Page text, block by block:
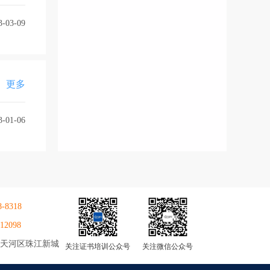
03-09
更多
01-06
8318
区珠江新城 关注证书培训公众号 关注微信公众号